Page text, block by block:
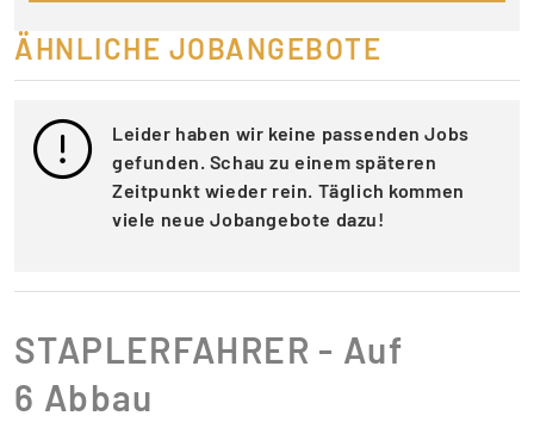
ÄHNLICHE JOBANGEBOTE
Leider haben wir keine passenden Jobs
gefunden. Schau zu einem späteren
Zeitpunkt wieder rein. Täglich kommen
viele neue Jobangebote dazu!
STAPLERFAHRER - Auf
6 Abbau